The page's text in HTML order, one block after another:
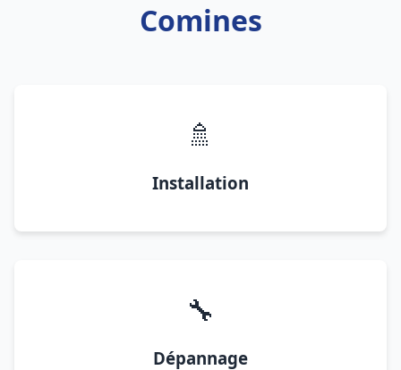
Comines
🚿
Installation
🔧
Dépannage